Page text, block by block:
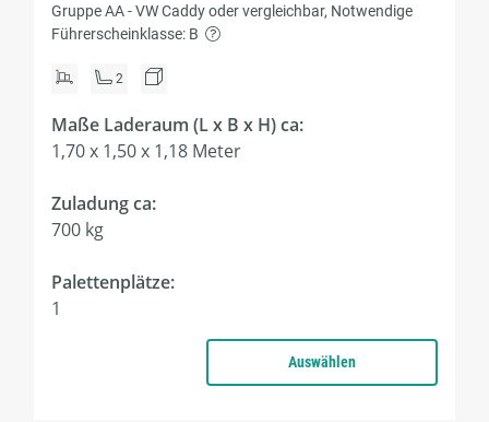
Gruppe AA - VW Caddy oder vergleichbar, Notwendige
Führerscheinklasse: B
2
Maße Laderaum (L x B x H) ca:
1,70 x 1,50 x 1,18 Meter
Zuladung ca:
700 kg
Palettenplätze:
1
Auswählen